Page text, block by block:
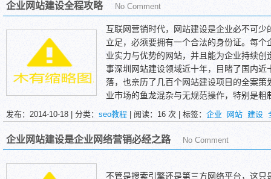
企业网站建设全程攻略 No Comment
互联网营销时代，网站建设是企业必不可
立足，必须要拥有一个合法的身份证。每
业实力与优势的网站，并且能为企业持续
事深圳网站建设领域近十年，目睹了国内
落，也亲历了几百个网站建设项目的全案
业市场的鱼龙混杂与无规范操作，特别是
不同程度的损害。为了让网站建设行业能
了保
互联网营销时代，网站建设是企业必不可
立足，必须要拥有一个合法的身份证。每
事深圳网站建设领域近十年，目睹了国内
发布：2014-10-18 | 分类： seo教程 | 阅读： 16 次 | 标签： 企业 网站 建设
企业网站建设是企业网络营销必经之路 No Comment
不管是搜索引擎还是第三方网络平台，这